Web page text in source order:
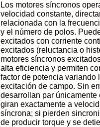
Los motores síncronos
velocidad constante,
relacionada con la
y el número de polos.
excitados con corriente
excitados (reluctancia o
motores síncronos
alta eficiencia y permiten
factor de potencia variando
excitación de campo. Sin
desarrollan par únicamente
giran exactamente a
síncrona; si pierden
de producir torque y se